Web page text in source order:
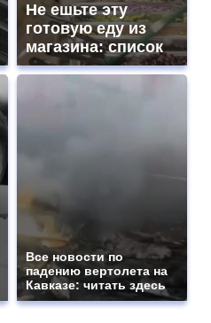
Не ешьте эту
готовую еду из
магазина: список
Все новости по
падению вертолета на
Кавказе: читать здесь